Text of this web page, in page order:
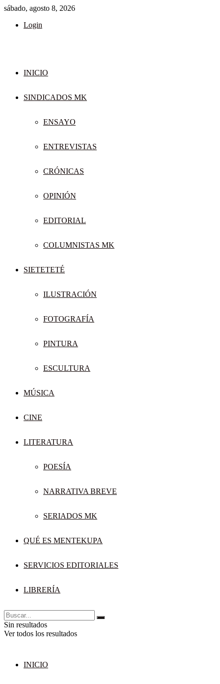
sábado, agosto 8, 2026
Login
INICIO
SINDICADOS MK
ENSAYO
ENTREVISTAS
CRÓNICAS
OPINIÓN
EDITORIAL
COLUMNISTAS MK
SIETETETÉ
ILUSTRACIÓN
FOTOGRAFÍA
PINTURA
ESCULTURA
MÚSICA
CINE
LITERATURA
POESÍA
NARRATIVA BREVE
SERIADOS MK
QUÉ ES MENTEKUPA
SERVICIOS EDITORIALES
LIBRERÍA
Sin resultados
Ver todos los resultados
INICIO